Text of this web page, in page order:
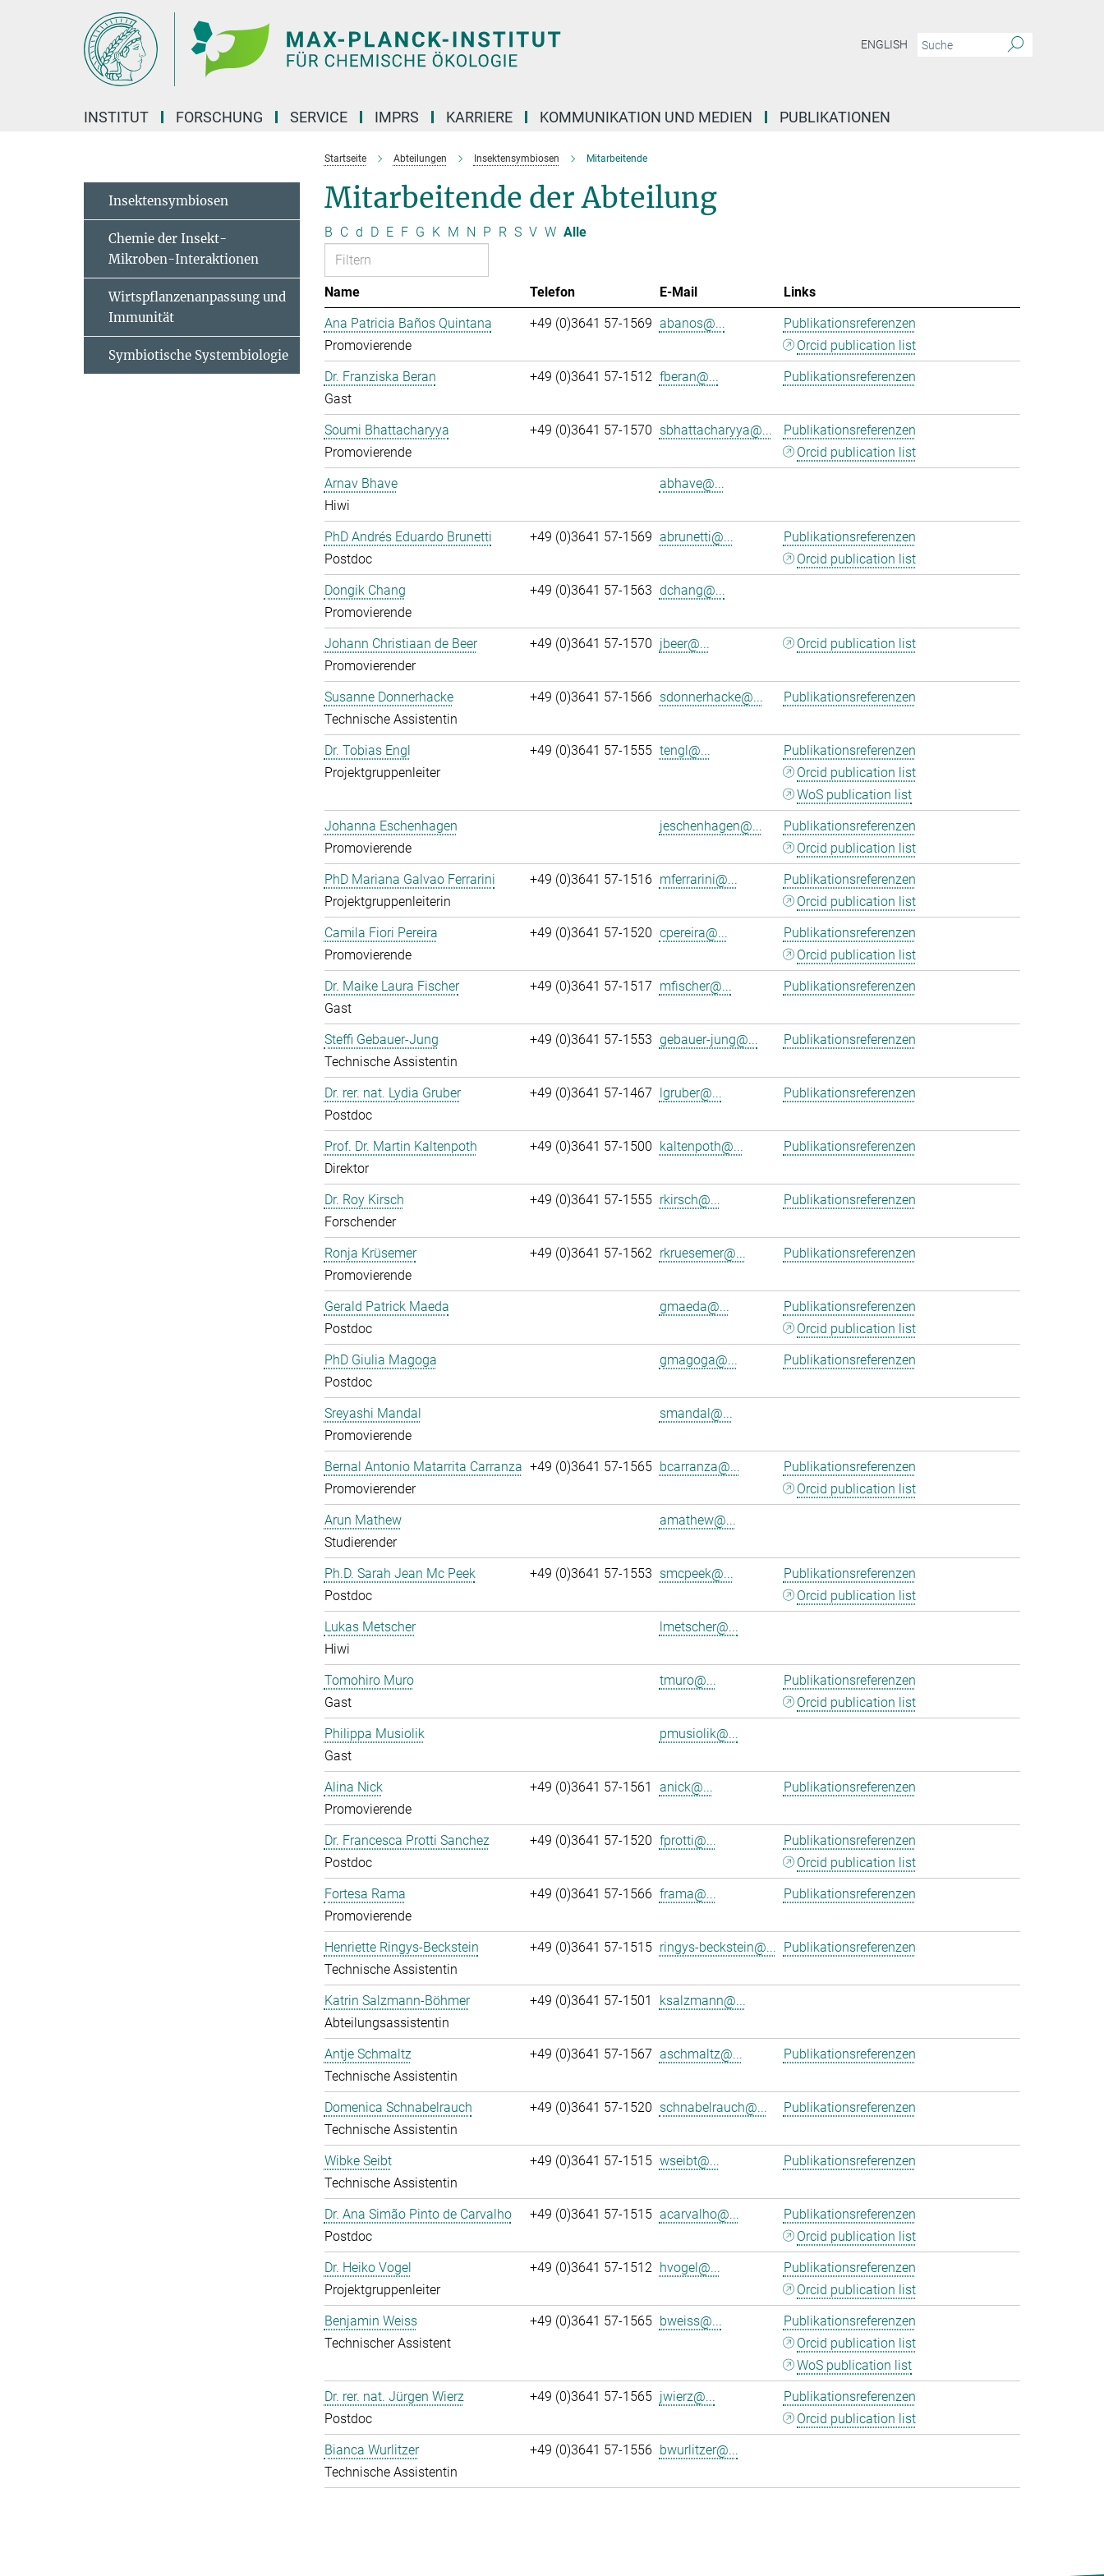
ENGLISH
INSTITUT FORSCHUNG SERVICE IMPRS KARRIERE KOMMUNIKATION UND MEDIEN PUBLIKATIONEN
Startseite Abteilungen Insektensymbiosen Mitarbeitende
Mitarbeitende der Abteilung
B C d D E F G K M N P R S V W Alle
Name Telefon E-Mail
Links
Ana Patricia Baños Quintana
Promovierende
+49 (0)3641 57-1569 abanos@...
Publikationsreferenzen
Orcid publication list
Dr. Franziska Beran
Gast
+49 (0)3641 57-1512 fberan@... Publikationsreferenzen
Soumi Bhattacharyya
Promovierende
+49 (0)3641 57-1570 sbhattacharyya@...
Publikationsreferenzen
Orcid publication list
Arnav Bhave
Hiwi
abhave@...
PhD Andrés Eduardo Brunetti
Postdoc
+49 (0)3641 57-1569 abrunetti@...
Publikationsreferenzen
Orcid publication list
Dongik Chang
Promovierende
+49 (0)3641 57-1563 dchang@...
Johann Christiaan de Beer
Promovierender
+49 (0)3641 57-1570 jbeer@... Orcid publication list
Susanne Donnerhacke
Technische Assistentin
+49 (0)3641 57-1566 sdonnerhacke@... Publikationsreferenzen
Dr. Tobias Engl
Projektgruppenleiter
+49 (0)3641 57-1555 tengl@...
Publikationsreferenzen
Orcid publication list
WoS publication list
Johanna Eschenhagen
Promovierende
jeschenhagen@...
Publikationsreferenzen
Orcid publication list
PhD Mariana Galvao Ferrarini
Projektgruppenleiterin
+49 (0)3641 57-1516 mferrarini@...
Publikationsreferenzen
Orcid publication list
Camila Fiori Pereira
Promovierende
+49 (0)3641 57-1520 cpereira@...
Publikationsreferenzen
Orcid publication list
Dr. Maike Laura Fischer
Gast
+49 (0)3641 57-1517 mfischer@... Publikationsreferenzen
Steffi Gebauer-Jung
Technische Assistentin
+49 (0)3641 57-1553 gebauer-jung@... Publikationsreferenzen
Dr. rer. nat. Lydia Gruber
Postdoc
+49 (0)3641 57-1467 lgruber@... Publikationsreferenzen
Prof. Dr. Martin Kaltenpoth
Direktor
+49 (0)3641 57-1500 kaltenpoth@... Publikationsreferenzen
Dr. Roy Kirsch
Forschender
+49 (0)3641 57-1555 rkirsch@... Publikationsreferenzen
Ronja Krüsemer
Promovierende
+49 (0)3641 57-1562 rkruesemer@... Publikationsreferenzen
Gerald Patrick Maeda
Postdoc
gmaeda@...
Publikationsreferenzen
Orcid publication list
PhD Giulia Magoga
Postdoc
gmagoga@... Publikationsreferenzen
Sreyashi Mandal
Promovierende
smandal@...
Bernal Antonio Matarrita Carranza
Promovierender
+49 (0)3641 57-1565 bcarranza@...
Publikationsreferenzen
Orcid publication list
Arun Mathew
Studierender
amathew@...
Ph.D. Sarah Jean Mc Peek
Postdoc
+49 (0)3641 57-1553 smcpeek@...
Publikationsreferenzen
Orcid publication list
Lukas Metscher
Hiwi
lmetscher@...
Tomohiro Muro
Gast
tmuro@...
Publikationsreferenzen
Orcid publication list
Philippa Musiolik
Gast
pmusiolik@...
Alina Nick
Promovierende
+49 (0)3641 57-1561 anick@... Publikationsreferenzen
Dr. Francesca Protti Sanchez
Postdoc
+49 (0)3641 57-1520 fprotti@...
Publikationsreferenzen
Orcid publication list
Fortesa Rama
Promovierende
+49 (0)3641 57-1566 frama@... Publikationsreferenzen
Henriette Ringys-Beckstein
Technische Assistentin
+49 (0)3641 57-1515 ringys-beckstein@... Publikationsreferenzen
Katrin Salzmann-Böhmer
Abteilungsassistentin
+49 (0)3641 57-1501 ksalzmann@...
Antje Schmaltz
Technische Assistentin
+49 (0)3641 57-1567 aschmaltz@... Publikationsreferenzen
Domenica Schnabelrauch
Technische Assistentin
+49 (0)3641 57-1520 schnabelrauch@... Publikationsreferenzen
Wibke Seibt
Technische Assistentin
+49 (0)3641 57-1515 wseibt@... Publikationsreferenzen
Dr. Ana Simão Pinto de Carvalho
Postdoc
+49 (0)3641 57-1515 acarvalho@...
Publikationsreferenzen
Orcid publication list
Dr. Heiko Vogel
Projektgruppenleiter
+49 (0)3641 57-1512 hvogel@...
Publikationsreferenzen
Orcid publication list
Benjamin Weiss
Technischer Assistent
+49 (0)3641 57-1565 bweiss@...
Publikationsreferenzen
Orcid publication list
WoS publication list
Dr. rer. nat. Jürgen Wierz
Postdoc
+49 (0)3641 57-1565 jwierz@...
Publikationsreferenzen
Orcid publication list
Bianca Wurlitzer
Technische Assistentin
+49 (0)3641 57-1556 bwurlitzer@...
Insektensymbiosen
Chemie der Insekt-
Mikroben-Interaktionen
Wirtspflanzenanpassung und
Immunität
Symbiotische Systembiologie